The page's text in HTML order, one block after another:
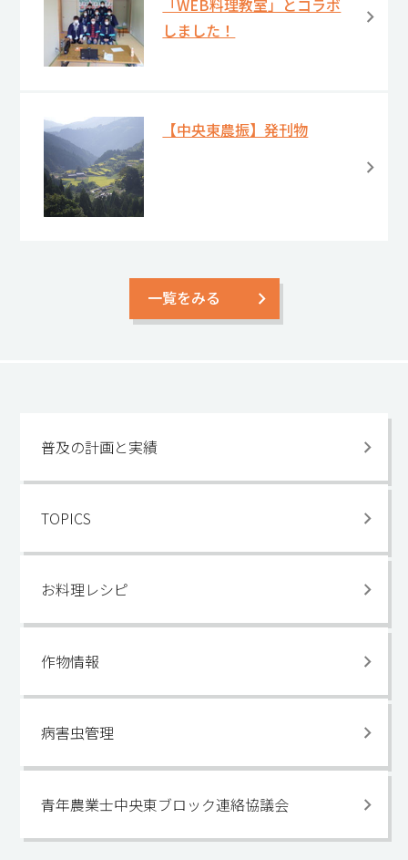
「WEB料理教室」とコラボ
しました！
【中央東農振】発刊物
一覧をみる
普及の計画と実績
TOPICS
お料理レシピ
作物情報
病害虫管理
青年農業士中央東ブロック連絡協議会